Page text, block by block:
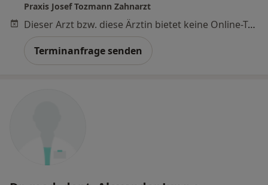
Praxis Josef Tozmann Zahnarzt
Dieser Arzt bzw. diese Ärztin bietet keine Online-Terminbuchung an diesem Standort an.
Terminanfrage senden